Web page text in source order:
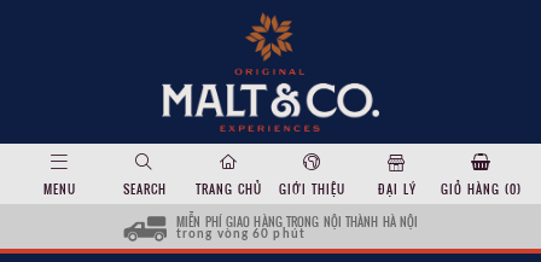
MENU SEARCH TRANG CHỦ GIỚI THIỆU ĐẠI LÝ GIỎ HÀNG (0)
MIỄN PHÍ GIAO HÀNG TRONG NỘI THÀNH HÀ NỘI
trong vòng 60 phút